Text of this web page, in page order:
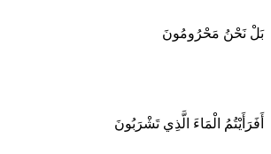
بَلْ نَحْنُ مَحْرُومُونَ
أَفَرَأَيْتُمُ الْمَاءَ الَّذِي تَشْرَبُونَ